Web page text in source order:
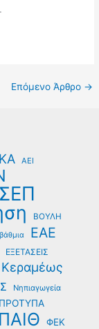
Επόμενο Άρθρο →
ΑΕΙ
ΒΟΥΛΗ
ΕΑΕ
ΕΞΕΤΑΣΕΙΣ
Κεραμέως
Νηπιαγωγεία
ΠΡΟΤΥΠΑ
ΦΕΚ